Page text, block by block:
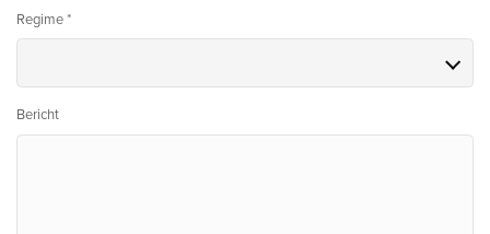
Regime *
Bericht